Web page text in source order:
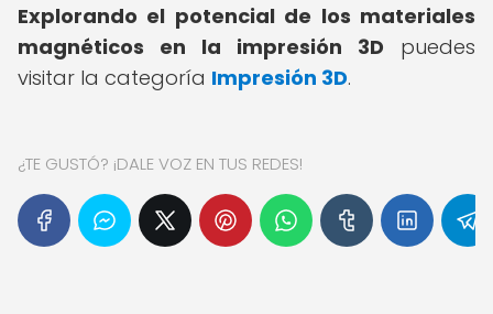
Explorando el potencial de los materiales
magnéticos en la impresión 3D puedes
visitar la categoría Impresión 3D.
¿TE GUSTÓ? ¡DALE VOZ EN TUS REDES!